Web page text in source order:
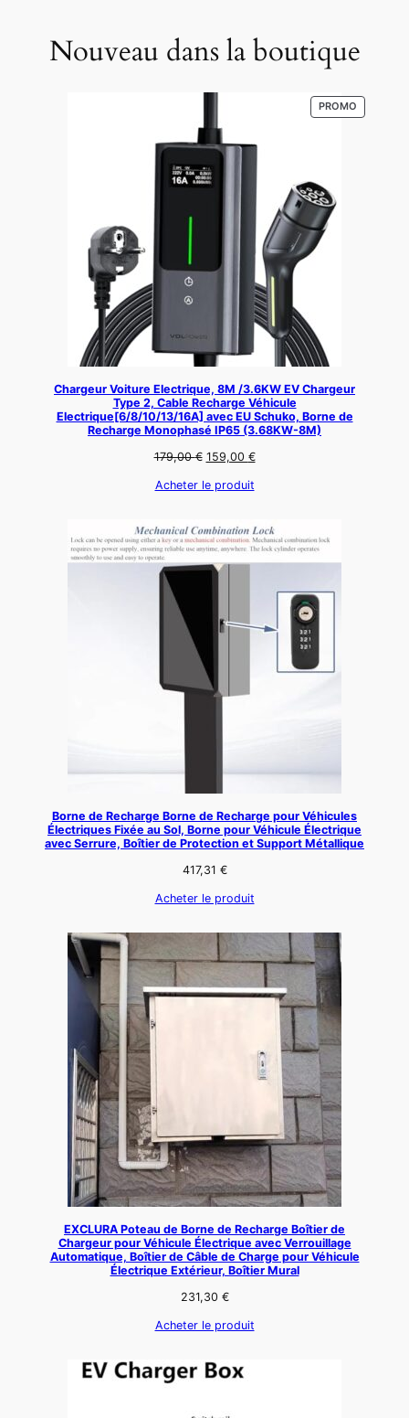
Nouveau dans la boutique
PROMOPRODUIT
EN
Chargeur Voiture Electrique, 8M /3.6KW EV Chargeur
Type 2, Cable Recharge Véhicule
Electrique[6/8/10/13/16A] avec EU Schuko, Borne de
Recharge Monophasé IP65 (3.68KW-8M)
179,00€ Le
initial
179,00 €.
159,00 €Le
actuel
159,00 €.
Acheter le produit
Borne de Recharge Borne de Recharge pour Véhicules
Électriques Fixée au Sol, Borne pour Véhicule Électrique
avec Serrure, Boîtier de Protection et Support Métallique
417,31 €
Acheter le produit
EXCLURA Poteau de Borne de Recharge Boîtier de
Chargeur pour Véhicule Électrique avec Verrouillage
Automatique, Boîtier de Câble de Charge pour Véhicule
Électrique Extérieur, Boîtier Mural
231,30 €
Acheter le produit